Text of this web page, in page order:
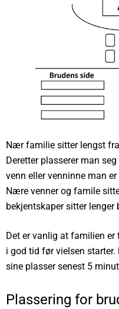
Nær familie sitter lengst
Deretter plasserer man
venn eller venninne man
Nære venner og famile
bekjentskaper sitter lenger
Det er vanlig at familien
i god tid før vielsen
sine plasser senest 5
Plassering for